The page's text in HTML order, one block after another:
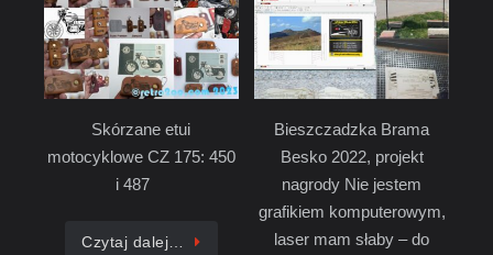
Skórzane etui
motocyklowe CZ 175: 450
i 487
Czytaj dalej…
Bieszczadzka Brama
Besko 2022, projekt
nagrody Nie jestem
grafikiem komputerowym,
laser mam słaby – do